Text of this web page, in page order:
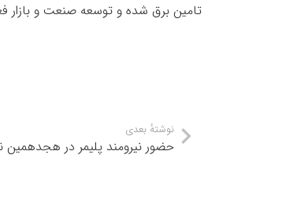
تامین برق شده و توسعه صنعت و بازار
نوشتهٔ بعدی
حضور نیرومند پلیمر در هجدهمین